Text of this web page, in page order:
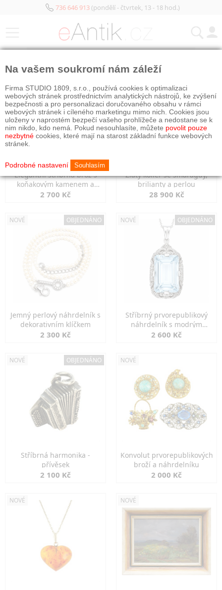
736 646 913(pondělí - čtvrtek, 13 - 18 hod.)
Elegantní stříbrná brož s
koňakovým kamenem a
markazity
2 700 Kč
Zlatý kolier se smaragdy,
brilianty a perlou
28 900 Kč
NOVÉ OBJEDNÁNO
Jemný perlový náhrdelník s
dekorativním klíčkem
2 300 Kč
NOVÉ OBJEDNÁNO
Stříbrný prvorepublikový
náhrdelník s modrým
spinelem
2 600 Kč
NOVÉ OBJEDNÁNO
Stříbrná harmonika -
přívěsek
2 100 Kč
NOVÉ
Konvolut prvorepublikových
broží a náhrdelníku
2 000 Kč
NOVÉ NOVÉ
Na vašem soukromí nám záleží
Firma STUDIO 1809, s.r.o., používá cookies k optimalizaci
webových stránek prostřednictvím analytických nástrojů, ke zvýšení
bezpečnosti a pro personalizaci doručovaného obsahu v rámci
webových stránek i cíleného marketingu mimo nich. Cookies jsou
uloženy v naprostém bezpečí vašeho prohlížeče a nedostane se k
nim nikdo, kdo nemá. Pokud nesouhlasíte, můžete povolit pouze
nezbytné cookies, které mají na starost základní funkce webových
stránek.
Podrobné nastavení Souhlasím